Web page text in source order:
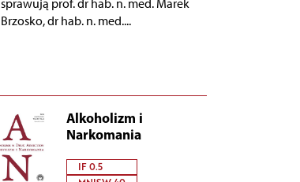
sprawują prof. dr hab. n. med. Marek
Brzosko, dr hab. n. med....
Alkoholizm i
Narkomania
IF 0.5